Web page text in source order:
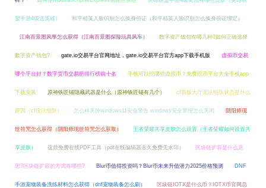
盟手游4级送英雄） 和平精英人脸识别怎么换身份证（和平精英人脸识别怎么换身份证绑定）
江南百景图风筝怎么获得（江南百景图探险玩具风车） 数字资产钱包有哪几种?如何正确选择
数字资产钱包? gate.io交易平台官网地址，gate.io交易平台官方app下载手机版 虚拟币交易
哪个平台好？数字货币交易所排行榜前十名 手机可以挖哪些虚拟币？免费挖币平台大全手机app
下载安装 原神铁匠铺隐藏武器是什么（原神铁匠铺有几个） cf新版大厅无法组队状态是什么
原因（cf没法组队） 怎么样关掉windows11安全警告 windows安全警报怎么关闭 阴阳师现
世符咒怎么获得（阴阳师现世符咒怎么获取） 王者荣耀共享皮肤怎么设置（王者荣耀如何设置共
享皮肤） 这款免费在线PDF工具（pdf在线编辑器永久免费无水印） 区块链扩容是什么意
思?区块链扩容的方式有哪些? Blur币值得投资吗？Blur币未来升值潜力2025价格预测 DNF
手游宠物装备洗练材料怎么获得（dnf宠物装备怎么刷） 区块链IOTX是什么币？IOTX币官网总